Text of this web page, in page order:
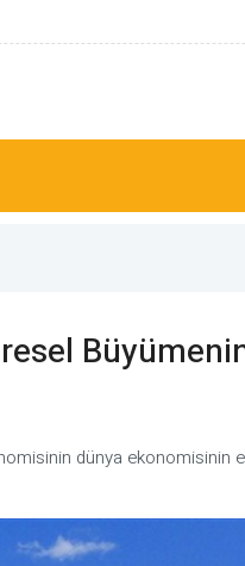
görünüm hakim
dünya ekonomisinin